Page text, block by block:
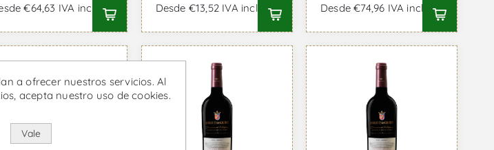
€64,63 IVA incl. Desde €13,52 IVA incl. Desde €74,96 IVA incl.
a ofrecer nuestros servicios. Al
acepta nuestro uso de cookies.
Vale